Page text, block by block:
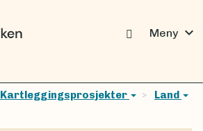
Meny expand_more
Kartleggingsprosjekter
Land